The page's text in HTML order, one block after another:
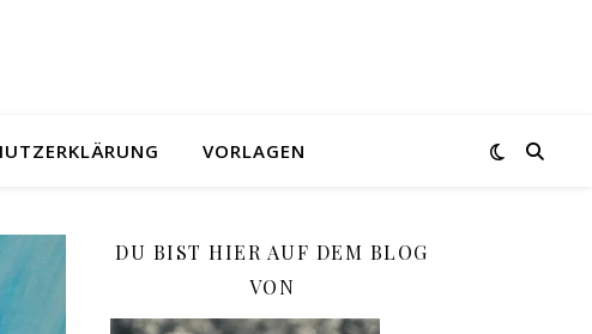
VORLAGEN
DU BIST HIER AUF DEM BLOG
VON